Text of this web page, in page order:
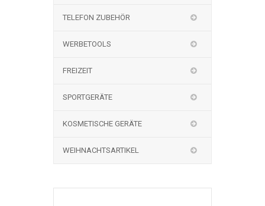
TELEFON ZUBEHÖR
WERBETOOLS
FREIZEIT
SPORTGERÄTE
KOSMETISCHE GERÄTE
WEIHNACHTSARTIKEL